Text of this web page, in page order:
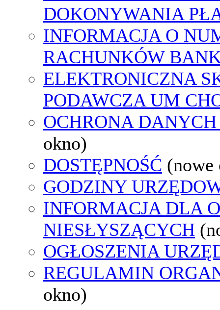
DOKONYWANIA
INFORMACJA O
RACHUNKÓW
ELEKTRONICZNA
PODAWCZA UM
OCHRONA
okno)
DOSTĘPNOŚĆ (nowe
GODZINY
INFORMACJA DLA
NIESŁYSZĄCYCH
OGŁOSZENIA
REGULAMIN
okno)